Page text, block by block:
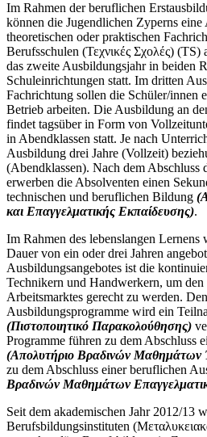
Im Rahmen der beruflichen
können die Jugendlichen Zyperns
theoretischen oder praktischen
Berufsschulen (Τεχνικές Σχολές) (TS)
das zweite Ausbildungsjahr in beiden
Schuleinrichtungen statt. Im dritten
Fachrichtung sollen die Schüler/innen
Betrieb arbeiten. Die Ausbildung an
findet tagsüber in Form von
in Abendklassen statt. Je nach
Ausbildung drei Jahre (Vollzeit)
(Abendklassen). Nach dem Abschluss
erwerben die Absolventen einen
technischen und beruflichen Bildung
και Επαγγελματικής Εκπαίδευσης).
Im Rahmen des lebenslangen Lernens
Dauer von ein oder drei Jahren
Ausbildungsangebotes ist die
Technikern und Handwerkern, um
Arbeitsmarktes gerecht zu werden.
Ausbildungsprogramme wird ein
(Πιστοποιητικό Παρακολούθησης)
Programme führen zu dem Abschluss
(Απολυτήριο Βραδινών Μαθημάτων
zu dem Abschluss einer beruflichen
Βραδινών Μαθημάτων
Seit dem akademischen Jahr 2012/13
Berufsbildungsinstituten